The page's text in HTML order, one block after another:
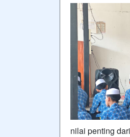
nilai penting